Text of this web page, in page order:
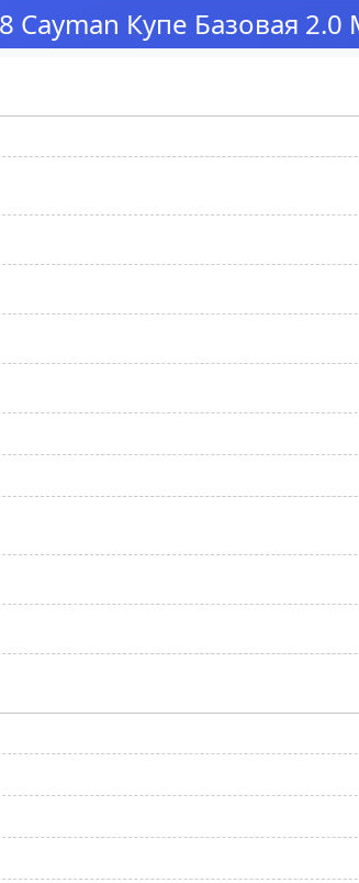
Cayman Купе Базовая 2.0